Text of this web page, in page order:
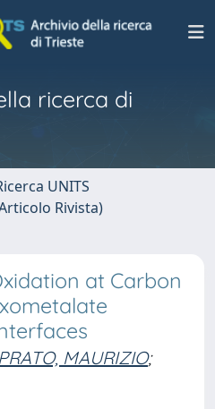
ricerca di
UNITS
Rivista)
at Carbon
PRATO, MAURIZIO;